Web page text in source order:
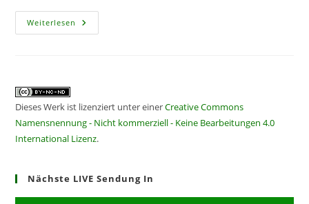
Weiterlesen CF
469
Dieses Werk ist lizenziert unter einerCreative Commons
Namensnennung - Nicht kommerziell - Keine Bearbeitungen 4.0
International Lizenz.
Nächste LIVE Sendung In